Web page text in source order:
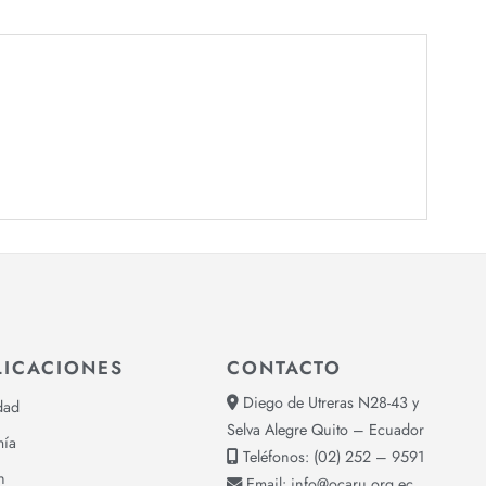
CONTACTO
Diego de Utreras N28-43 y
Selva Alegre Quito – Ecuador
Teléfonos: (02) 252 – 9591